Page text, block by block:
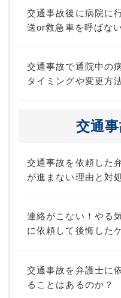
交通事故後に病院に
送or救急車を呼ばな
交通事故で通院中の
タイミングや変更方
交通
交通事故を依頼した
が進まない理由と対
連絡がこない！やる
に依頼して後悔した
交通事故を弁護士に
ることはあるのか？